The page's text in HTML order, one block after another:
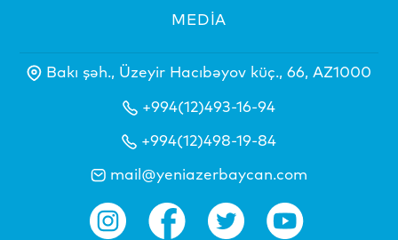
MEDİA
Bakı şəh., Üzeyir Hacıbəyov küç., 66, AZ1000
+994(12)493-16-94
+994(12)498-19-84
mail@yeniazerbaycan.com